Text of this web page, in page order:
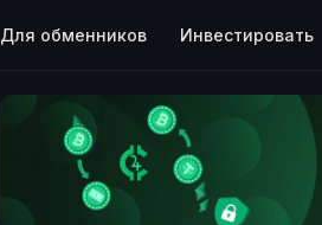
Для обменников Инвестировать